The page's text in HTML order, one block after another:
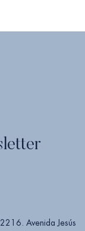
Avenida Jesús